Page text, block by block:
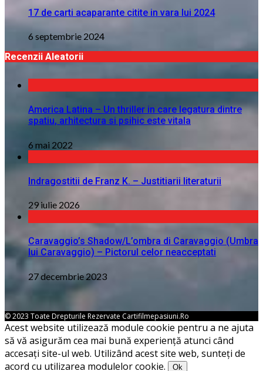
17 de carti acaparante citite in vara lui 2024
6 septembrie 2024
Recenzii Aleatorii
America Latina – Un thriller in care legatura dintre
spatiu, arhitectura si psihic este vitala
6 mai 2022
Indragostitii de Franz K. – Justitiarii literaturii
29 iulie 2026
Caravaggio’s Shadow/L’ombra di Caravaggio (Umbra
lui Caravaggio) – Pictorul celor neacceptati
27 decembrie 2023
© 2023 Toate Drepturile Rezervate Cartifilmepasiuni.ro
Acest website utilizează module cookie pentru a ne ajuta
să vă asigurăm cea mai bună experiență atunci când
accesați site-ul web. Utilizând acest site web, sunteți de
acord cu utilizarea modulelor cookie.
Ok